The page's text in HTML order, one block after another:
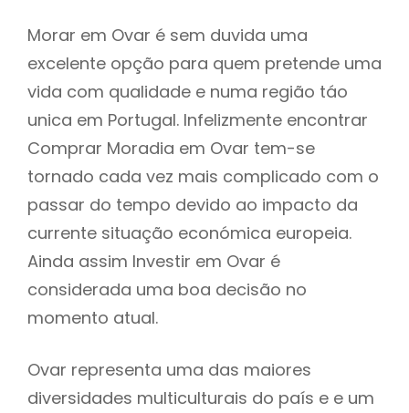
Morar em Ovar é sem duvida uma
excelente opção para quem pretende uma
vida com qualidade e numa região táo
unica em Portugal. Infelizmente encontrar
Comprar Moradia em Ovar tem-se
tornado cada vez mais complicado com o
passar do tempo devido ao impacto da
currente situação económica europeia.
Ainda assim Investir em Ovar é
considerada uma boa decisão no
momento atual.
Ovar representa uma das maiores
diversidades multiculturais do país e e um